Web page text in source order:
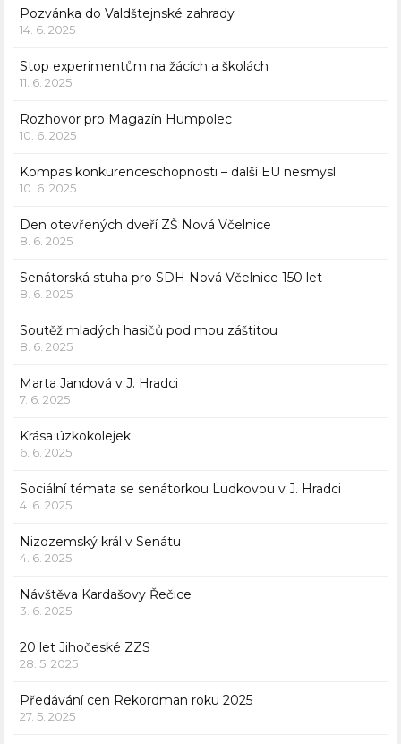
Pozvánka do Valdštejnské zahrady
14. 6. 2025
Stop experimentům na žácích a školách
11. 6. 2025
Rozhovor pro Magazín Humpolec
10. 6. 2025
Kompas konkurenceschopnosti – další EU nesmysl
10. 6. 2025
Den otevřených dveří ZŠ Nová Včelnice
8. 6. 2025
Senátorská stuha pro SDH Nová Včelnice 150 let
8. 6. 2025
Soutěž mladých hasičů pod mou záštitou
8. 6. 2025
Marta Jandová v J. Hradci
7. 6. 2025
Krása úzkokolejek
6. 6. 2025
Sociální témata se senátorkou Ludkovou v J. Hradci
4. 6. 2025
Nizozemský král v Senátu
4. 6. 2025
Návštěva Kardašovy Řečice
3. 6. 2025
20 let Jihočeské ZZS
28. 5. 2025
Předávání cen Rekordman roku 2025
27. 5. 2025